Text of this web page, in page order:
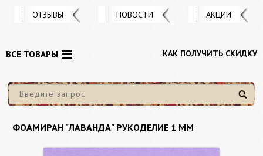
ОТЗЫВЫ НОВОСТИ АКЦИИ
КАК ПОЛУЧИТЬ СКИДКУ
Найти
ВСЕ ТОВАРЫ
ФОАМИРАН "ЛАВАНДА" РУКОДЕЛИЕ 1 ММ